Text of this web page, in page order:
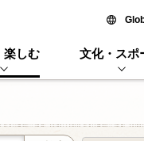
楽しむ 文化・スポ